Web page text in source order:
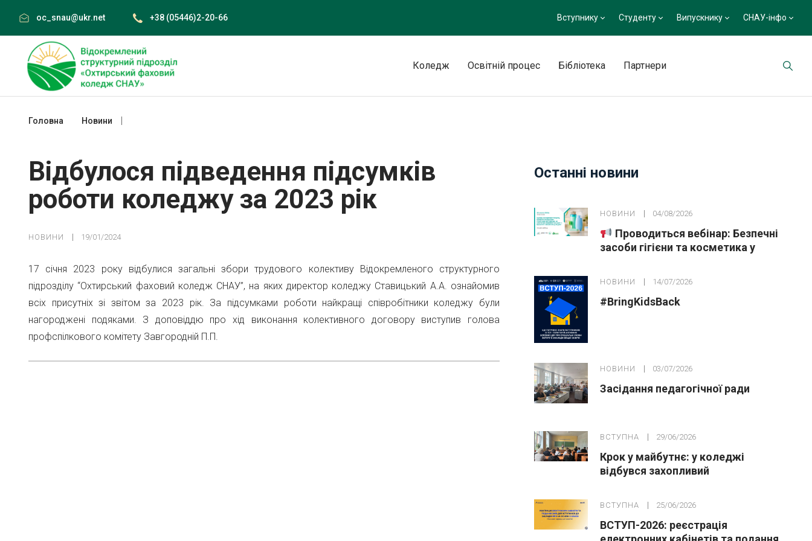
content
oc_snau@ukr.net +38 (05446)2-20-66 Вступнику Студенту Випускнику СНАУ-інфо
Коледж Освітній процес Бібліотека Партнери
Головна Новини
Відбулося підведення підсумків
роботи коледжу за 2023 рік
НОВИНИ 19/01/2024
17 січня 2023 року відбулися загальні збори трудового колективу Відокремленого структурного
підрозділу “Охтирський фаховий коледж СНАУ”, на яких директор коледжу Ставицький А.А. ознайомив
всіх присутніх зі звітом за 2023 рік. За підсумками роботи найкращі співробітники коледжу були
нагороджені подяками. З доповіддю про хід виконання колективного договору виступив голова
профспілкового комітету Завгородній П.П.
Останні новини
НОВИНИ 04/08/2026
Проводиться вебінар: Безпечні
засоби гігієни та косметика у
НОВИНИ 14/07/2026
#BringKidsBack
НОВИНИ 03/07/2026
Засідання педагогічної ради
ВСТУПНА 29/06/2026
Крок у майбутнє: у коледжі
відбувся захопливий
абітурієнтів
ВСТУПНА 25/06/2026
ВСТУП-2026: реєстрація